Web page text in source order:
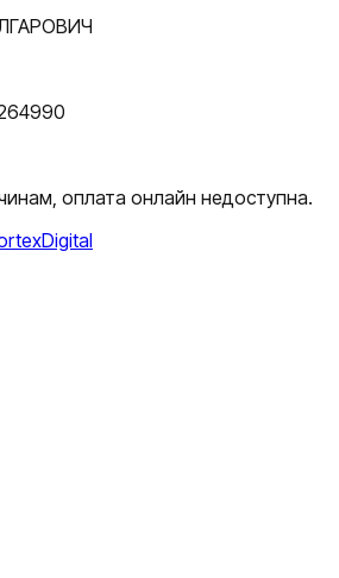
оплата онлайн недоступна.